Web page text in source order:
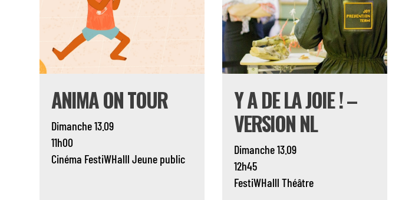
ANIMA ON TOUR
Dimanche 13.09
11h00
Cinéma FestiWHalll Jeune public
Y A DE LA JOIE ! –
VERSION NL
Dimanche 13.09
12h45
FestiWHalll Théâtre